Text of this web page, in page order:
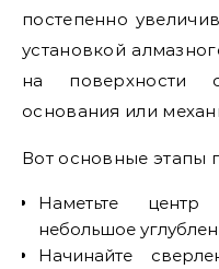
постепенно
установкой
на поверхности
основания или
Вот основные этапы
Наметьте
небольшое
Начинайте